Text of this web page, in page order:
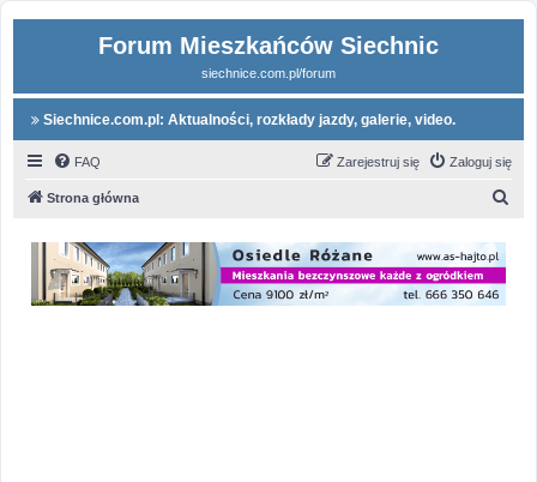
Forum Mieszkańców Siechnic
siechnice.com.pl/forum
Siechnice.com.pl: Aktualności, rozkłady jazdy, galerie, video.
FAQ Zaloguj się
Zarejestruj się
Strona główna